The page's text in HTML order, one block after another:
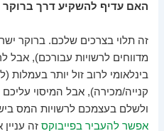
האם עדיף להשקיע דרך ברוקר
זה תלוי בצרכים שלכם. ברוקר
מדווחים לרשויות עבורכם), אבל
בינלאומי לרוב זול יותר בעמלות
קנייה/מכירה), אבל המיסוי
ולשלם בעצמכם לרשויות המס
אפשר להעביר בפייבוקס זה